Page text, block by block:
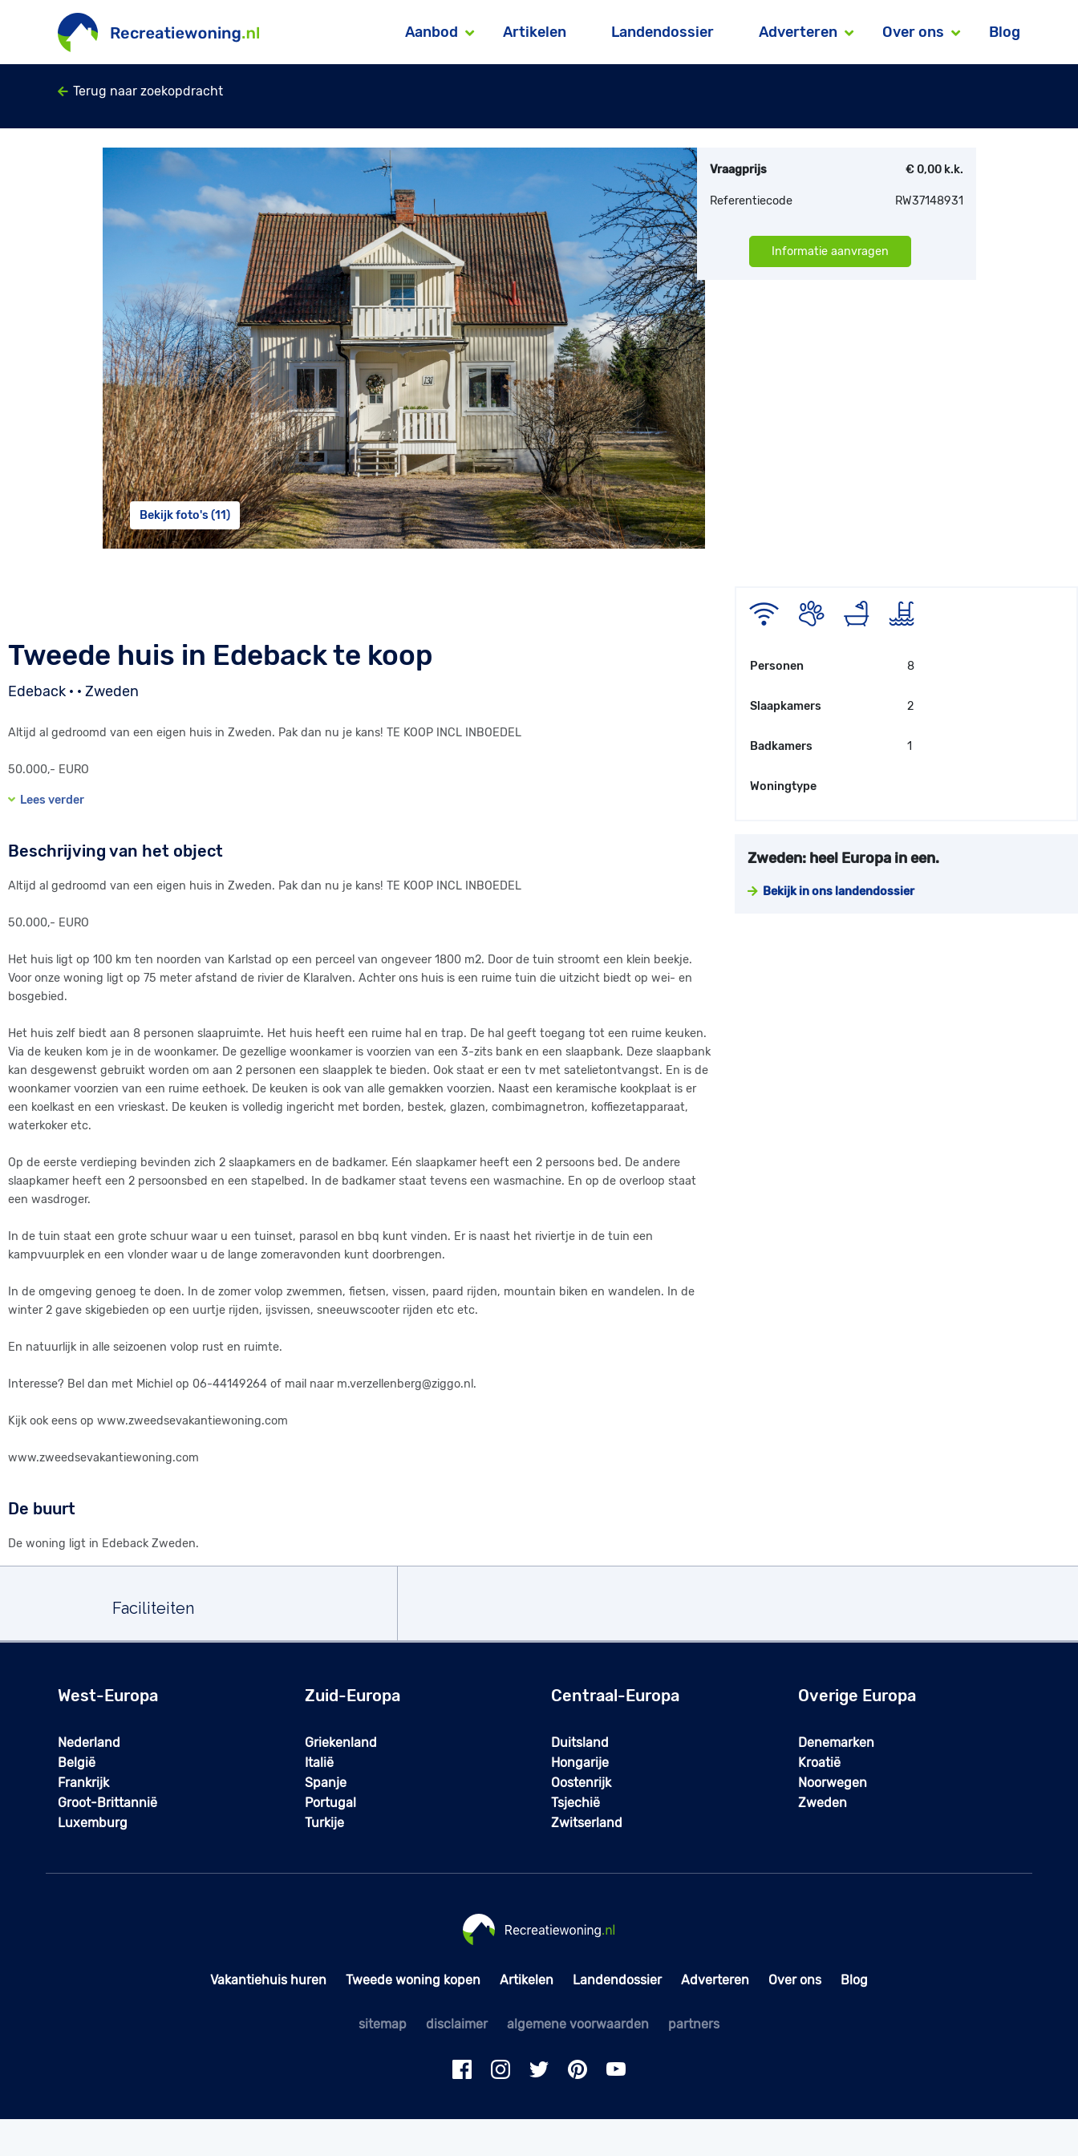
Aanbod Artikelen Landendossier Adverteren Over ons Blog
Terug naar zoekopdracht
Bekijk foto's (11)
Vraagprijs € 0,00 k.k.
Referentiecode RW37148931
Informatie aanvragen
Tweede huis in Edeback te koop
Edeback · · Zweden
Altijd al gedroomd van een eigen huis in Zweden. Pak dan nu je kans! TE KOOP INCL INBOEDEL
50.000,- EURO
Het huis ligt op 100 km ten noorden van Karlstad op een perceel van ongeveer 1800 m2. Door de tuin stroomt een klein beekje.
bosgebied.
Lees verder
Beschrijving van het object
Altijd al gedroomd van een eigen huis in Zweden. Pak dan nu je kans! TE KOOP INCL INBOEDEL
50.000,- EURO
Het huis ligt op 100 km ten noorden van Karlstad op een perceel van ongeveer 1800 m2. Door de tuin stroomt een klein beekje.
Voor onze woning ligt op 75 meter afstand de rivier de Klaralven. Achter ons huis is een ruime tuin die uitzicht biedt op wei- en
bosgebied.
Het huis zelf biedt aan 8 personen slaapruimte. Het huis heeft een ruime hal en trap. De hal geeft toegang tot een ruime keuken.
Via de keuken kom je in de woonkamer. De gezellige woonkamer is voorzien van een 3-zits bank en een slaapbank. Deze slaapbank
kan desgewenst gebruikt worden om aan 2 personen een slaapplek te bieden. Ook staat er een tv met satelietontvangst. En is de
woonkamer voorzien van een ruime eethoek. De keuken is ook van alle gemakken voorzien. Naast een keramische kookplaat is er
een koelkast en een vrieskast. De keuken is volledig ingericht met borden, bestek, glazen, combimagnetron, koffiezetapparaat,
waterkoker etc.
Op de eerste verdieping bevinden zich 2 slaapkamers en de badkamer. Eén slaapkamer heeft een 2 persoons bed. De andere
slaapkamer heeft een 2 persoonsbed en een stapelbed. In de badkamer staat tevens een wasmachine. En op de overloop staat
een wasdroger.
In de tuin staat een grote schuur waar u een tuinset, parasol en bbq kunt vinden. Er is naast het riviertje in de tuin een
kampvuurplek en een vlonder waar u de lange zomeravonden kunt doorbrengen.
In de omgeving genoeg te doen. In de zomer volop zwemmen, fietsen, vissen, paard rijden, mountain biken en wandelen. In de
winter 2 gave skigebieden op een uurtje rijden, ijsvissen, sneeuwscooter rijden etc etc.
En natuurlijk in alle seizoenen volop rust en ruimte.
Interesse? Bel dan met Michiel op 06-44149264 of mail naar m.verzellenberg@ziggo.nl.
Kijk ook eens op www.zweedsevakantiewoning.com
www.zweedsevakantiewoning.com
De buurt
De woning ligt in Edeback Zweden.
Personen 8
Slaapkamers 2
Badkamers 1
Woningtype
Zweden: heel Europa in een.
Bekijk in ons landendossier
Faciliteiten
West-Europa
Nederland
België
Frankrijk
Groot-Brittannië
Luxemburg
Zuid-Europa
Griekenland
Italië
Spanje
Portugal
Turkije
Centraal-Europa
Duitsland
Hongarije
Oostenrijk
Tsjechië
Zwitserland
Overige Europa
Denemarken
Kroatië
Noorwegen
Zweden
Vakantiehuis huren Tweede woning kopen Artikelen Landendossier Adverteren Over ons Blog
sitemap disclaimer algemene voorwaarden partners